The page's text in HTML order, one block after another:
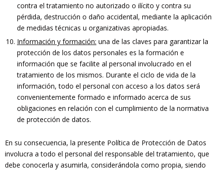
contra el tratamiento no autorizado o ilícito y contra su
pérdida, destrucción o daño accidental, mediante la aplicación
de medidas técnicas u organizativas apropiadas.
Información y formación: una de las claves para garantizar la
protección de los datos personales es la formación e
información que se facilite al personal involucrado en el
tratamiento de los mismos. Durante el ciclo de vida de la
información, todo el personal con acceso a los datos será
convenientemente formado e informado acerca de sus
obligaciones en relación con el cumplimiento de la normativa
de protección de datos.
En su consecuencia, la presente Política de Protección de Datos
involucra a todo el personal del responsable del tratamiento, que
debe conocerla y asumirla, considerándola como propia, siendo